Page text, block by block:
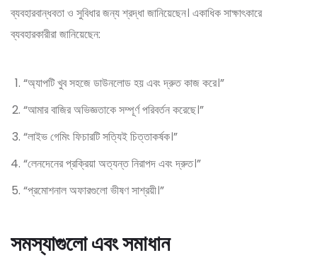
ব্যবহারবান্ধবতা ও সুবিধার জন্য শ্রদ্ধা জানিয়েছেন। একাধিক সাক্ষাৎকারে
ব্যবহারকারীরা জানিয়েছেন:
“অ্যাপটি খুব সহজে ডাউনলোড হয় এবং দ্রুত কাজ করে।”
“আমার বাজির অভিজ্ঞতাকে সম্পূর্ণ পরিবর্তন করেছে।”
“লাইভ গেমিং ফিচারটি সত্যিই চিত্তাকর্ষক।”
“লেনদেনের প্রক্রিয়া অত্যন্ত নিরাপদ এবং দ্রুত।”
“প্রমোশনাল অফারগুলো ভীষণ সাশ্রয়ী।”
সমস্যাগুলো এবং সমাধান